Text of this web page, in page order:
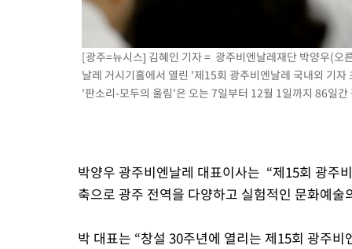
[광주=뉴시스] 김혜인 기자 = 광주비엔날레재단 박양우(오
날레 거시기홀에서 열린 '제15회 광주비엔날레 국내외 기
'판소리-모두의 울림'은 오는 7일부터 12월 1일까지 86일
박양우 광주비엔날레 대표이사는 “제15회 광주
축으로 광주 전역을 다양하고 실험적인 문화예
박 대표는 “창설 30주년에 열리는 제15회 광주